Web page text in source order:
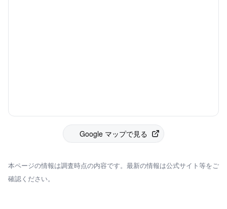
Google マップで見る
本ページの情報は調査時点の内容です。最新の情報は公式サイト等をご
確認ください。